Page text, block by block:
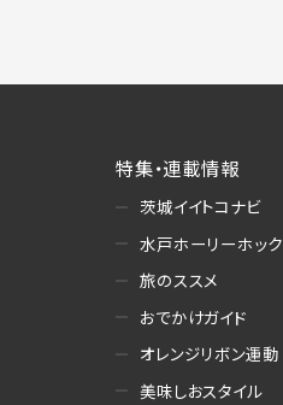
特集・連載情報
茨城イイトコナビ
水戸ホーリーホック
旅のススメ
おでかけガイド
オレンジリボン運動
美味しおスタイル